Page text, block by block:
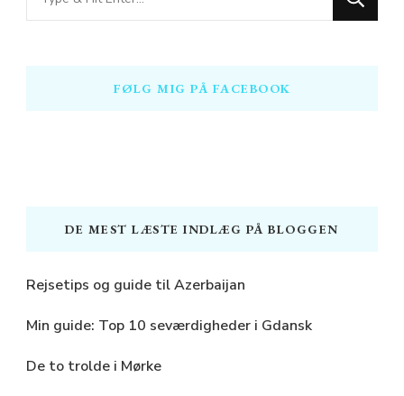
for
FØLG MIG PÅ FACEBOOK
DE MEST LÆSTE INDLÆG PÅ BLOGGEN
Rejsetips og guide til Azerbaijan
Min guide: Top 10 seværdigheder i Gdansk
De to trolde i Mørke